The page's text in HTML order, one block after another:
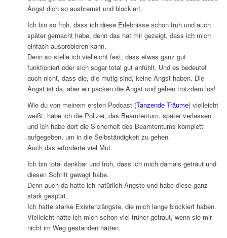
Angst dich so ausbremst und blockiert.
Ich bin so froh, dass ich diese Erlebnisse schon früh und auch
später gemacht habe, denn das hat mir gezeigt, dass ich mich
einfach ausprobieren kann.
Denn so stelle ich vielleicht fest, dass etwas ganz gut
funktioniert oder sich sogar total gut anfühlt. Und es bedeutet
auch nicht, dass die, die mutig sind, keine Angst haben. Die
Angst ist da, aber wir packen die Angst und gehen trotzdem los!
Wie du von meinem ersten Podcast (Tanzende Träume) vielleicht
weißt, habe ich die Polizei, das Beamtentum, später verlassen
und ich habe dort die Sicherheit des Beamtentums komplett
aufgegeben, um in die Selbständigkeit zu gehen.
Auch das erforderte viel Mut.
Ich bin total dankbar und froh, dass ich mich damals getraut und
diesen Schritt gewagt habe.
Denn auch da hatte ich natürlich Ängste und habe diese ganz
stark gespürt.
Ich hatte starke Existenzängste, die mich lange blockiert haben.
Vielleicht hätte ich mich schon viel früher getraut, wenn sie mir
nicht im Weg gestanden hätten.